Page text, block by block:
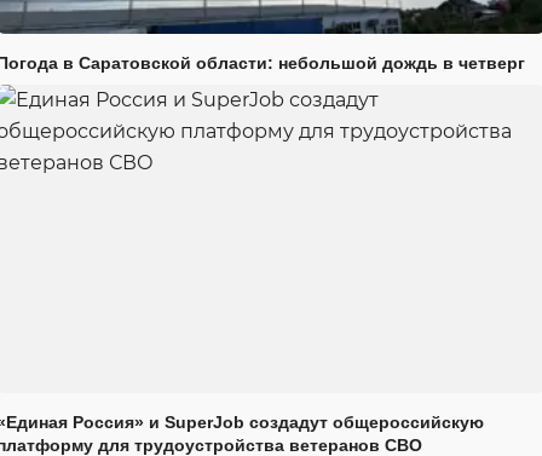
в Саратовской области: небольшой дождь в четверг
Россия» и SuperJob создадут общероссийскую
для трудоустройства ветеранов СВО